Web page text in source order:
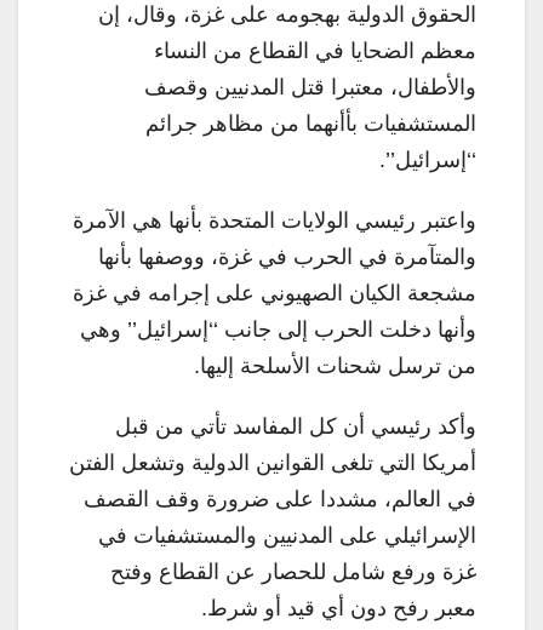
الحقوق الدولية بهجومه على غزة، وقال، إن
معظم الضحايا في القطاع من النساء
والأطفال، معتبرا قتل المدنيين وقصف
المستشفيات بأأنهما من مظاهر جرائم
‘‘إسرائيل’’.
واعتبر رئيسي الولايات المتحدة بأنها هي الآمرة
والمتآمرة في الحرب في غزة، ووصفها بأنها
مشجعة الكيان الصهيوني على إجرامه في غزة
وأنها دخلت الحرب إلى جانب ‘‘إسرائيل’’ وهي
من ترسل شحنات الأسلحة إليها.
وأكد رئيسي أن كل المفاسد تأتي من قبل
أمريكا التي تلغى القوانين الدولية وتشعل الفتن
في العالم، مشددا على ضرورة وقف القصف
الإسرائيلي على المدنيين والمستشفيات في
غزة ورفع شامل للحصار عن القطاع وفتح
معبر رفح دون أي قيد أو شرط.